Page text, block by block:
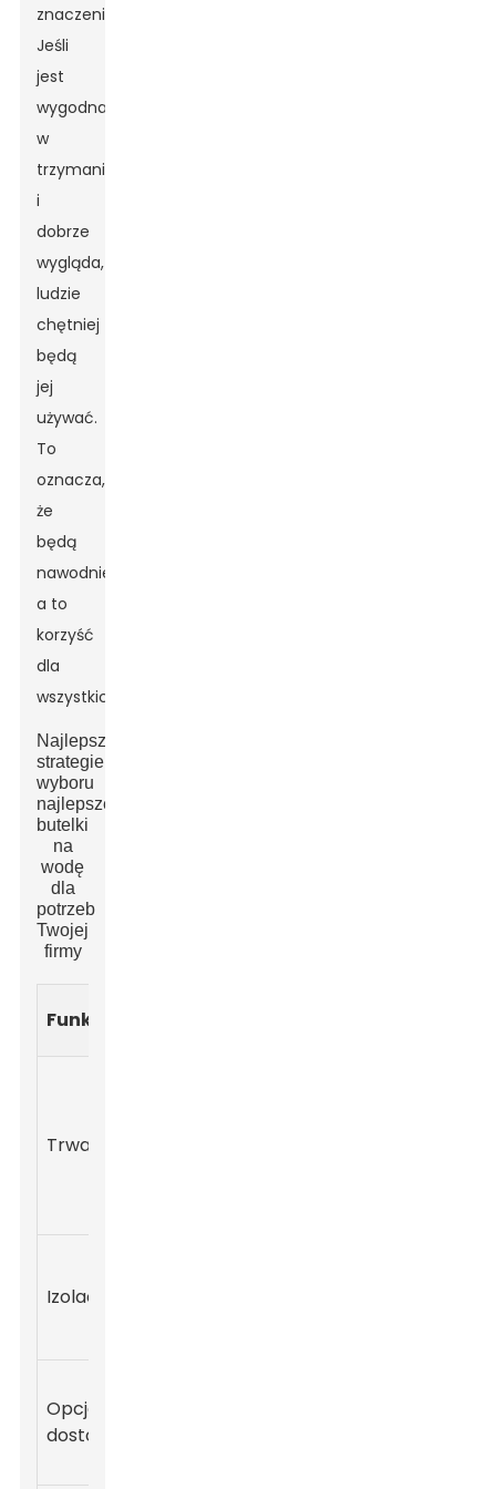
znaczenie.
Jeśli
jest
wygodna
w
trzymaniu
i
dobrze
wygląda,
ludzie
chętniej
będą
jej
używać.
To
oznacza,
że ​​
będą
nawodnieni,
a to
korzyść
dla
wszystkich!
Najlepsze
strategie
wyboru
najlepszej
butelki
na
wodę
dla
potrzeb
Twojej
firmy
Funkcja
Trwałość
Izolacja
Opcje
dostosowywania